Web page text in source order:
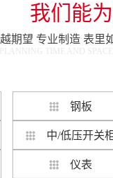
我们能
期望 专业制造 表里
TIME AND
钢板
中/低压开关
仪表